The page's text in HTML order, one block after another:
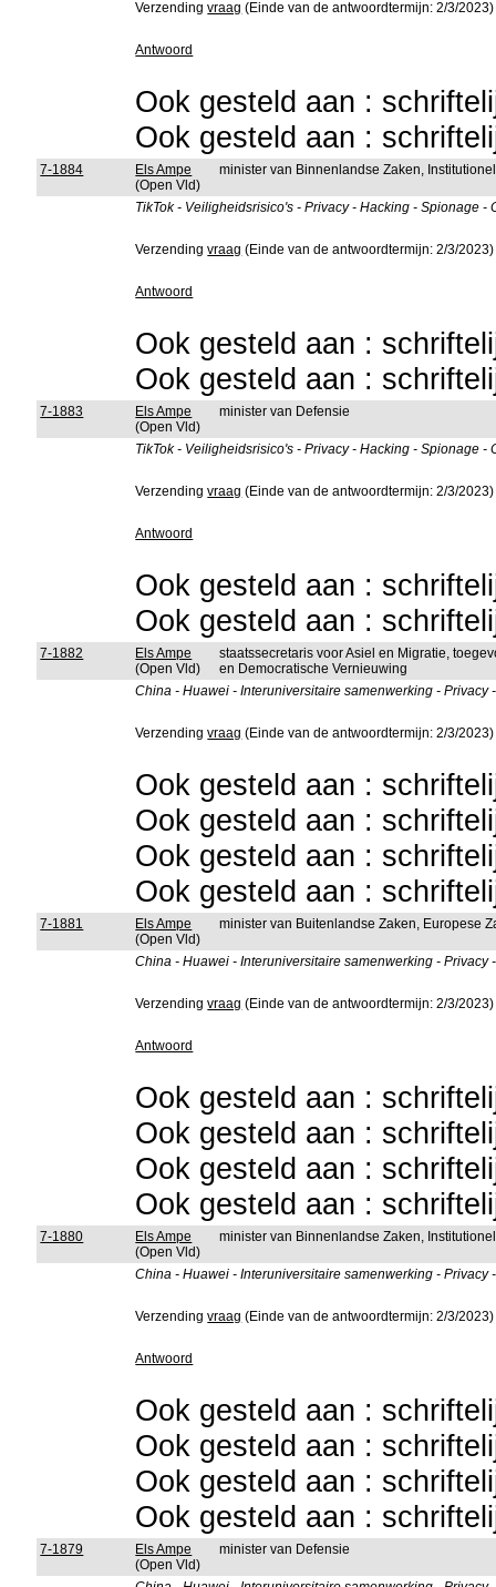
Verzendingvraag (Einde van de antwoordtermijn: 2/3/2023)
Antwoord
Ook gesteld aan :
Ook gesteld aan :
7-1884
Els Ampe
(Open Vld)
minister van Binnenlandse Zaken,
TikTok - Veiligheidsrisico's - Privacy - Hacking - Spionage -
Verzendingvraag (Einde van de antwoordtermijn: 2/3/2023)
Antwoord
Ook gesteld aan :
Ook gesteld aan :
7-1883
Els Ampe
(Open Vld)
minister van Defensie
TikTok - Veiligheidsrisico's - Privacy - Hacking - Spionage -
Verzendingvraag (Einde van de antwoordtermijn: 2/3/2023)
Antwoord
Ook gesteld aan :
Ook gesteld aan :
7-1882
Els Ampe
(Open Vld)
staatssecretaris voor Asiel en Migratie,
en Democratische Vernieuwing
China - Huawei - Interuniversitaire samenwerking -
Verzendingvraag (Einde van de antwoordtermijn: 2/3/2023)
Ook gesteld aan :
Ook gesteld aan :
Ook gesteld aan :
Ook gesteld aan :
7-1881
Els Ampe
(Open Vld)
minister van Buitenlandse Zaken, Europese
China - Huawei - Interuniversitaire samenwerking -
Verzendingvraag (Einde van de antwoordtermijn: 2/3/2023)
Antwoord
Ook gesteld aan :
Ook gesteld aan :
Ook gesteld aan :
Ook gesteld aan :
7-1880
Els Ampe
(Open Vld)
minister van Binnenlandse Zaken,
China - Huawei - Interuniversitaire samenwerking -
Verzendingvraag (Einde van de antwoordtermijn: 2/3/2023)
Antwoord
Ook gesteld aan :
Ook gesteld aan :
Ook gesteld aan :
Ook gesteld aan :
7-1879
Els Ampe
(Open Vld)
minister van Defensie